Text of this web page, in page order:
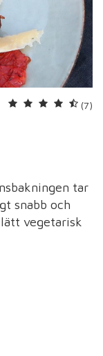
(7)
tar
snabb och
vegetarisk